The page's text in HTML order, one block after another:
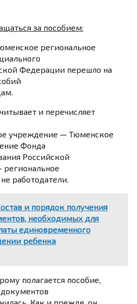
за пособием:
региональное
Федерации перешло на
и перечисляет
учреждение — Тюменское
Фонда
Российской
работодатели.
и порядок получения
необходимых для
единовременного
ребенка
полагается пособие,